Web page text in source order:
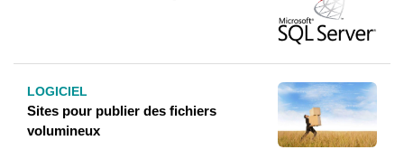
LOGICIEL
Sites pour publier des fichiers
volumineux